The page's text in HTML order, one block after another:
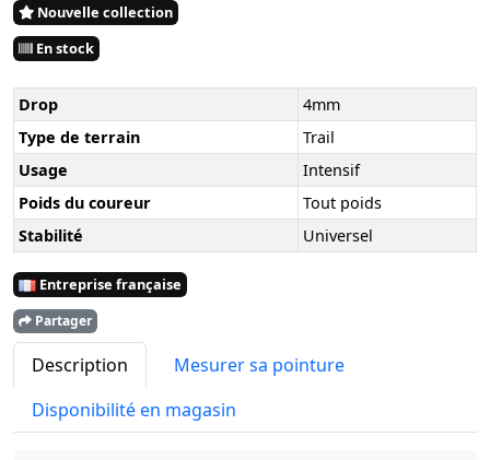
Nouvelle collection
En stock
Drop
4mm
Type de terrain
Trail
Usage
Intensif
Poids du coureur
Tout poids
Stabilité
Universel
Entreprise française
Partager
Description
Mesurer sa pointure
Disponibilité en magasin